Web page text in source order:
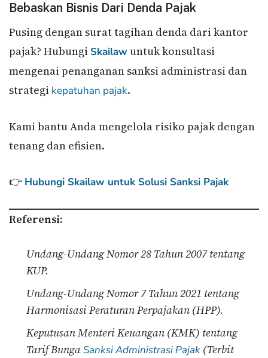
Bebaskan Bisnis Dari Denda Pajak
Pusing dengan surat tagihan denda dari kantor
pajak? Hubungi Skailawuntuk konsultasi
mengenai penanganan sanksi administrasi dan
strategi kepatuhan pajak.
Kami bantu Anda mengelola risiko pajak dengan
tenang dan efisien.
👉 Hubungi Skailaw untuk Solusi Sanksi Pajak
Referensi:
Undang-Undang Nomor 28 Tahun 2007 tentang
KUP.
Undang-Undang Nomor 7 Tahun 2021 tentang
Harmonisasi Peraturan Perpajakan (HPP).
Keputusan Menteri Keuangan (KMK) tentang
Tarif BungaSanksi Administrasi Pajak (Terbit